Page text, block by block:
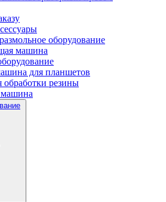
оборудование
машина
для планшетов
резины